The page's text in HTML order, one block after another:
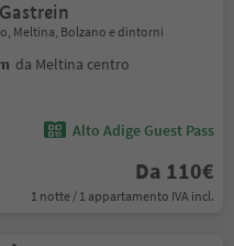
Meltina, Bolzano e dintorni
da Meltina centro
Alto Adige Guest Pass
Da 110€
1 notte / 1 appartamento IVA incl.